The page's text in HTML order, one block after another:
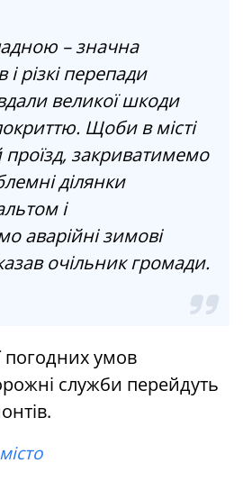
– значна
і різкі перепади
великої шкоди
Щоби в місті
закриватимемо
ділянки
і
аварійні зимові
очільник громади.
погодних умов
служби перейдуть